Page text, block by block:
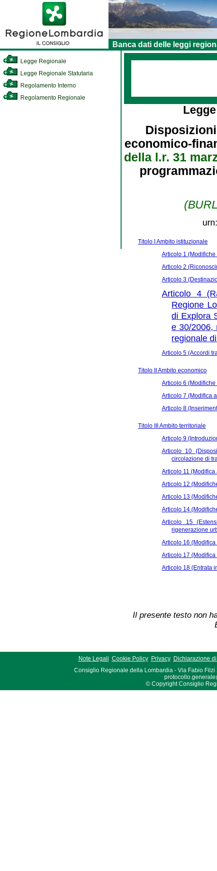
Banca dati delle leggi
Legge Regionale
Legge Regionale Statutaria
Regolamento Interno
Regolamento Regionale
economico-
della l.r. 31
Titolo I Ambito istituzionale
Articolo 1
Articolo 2
Articolo 3
Articolo 4
Regione
di Explora
e 30/2006,
regionale
Articolo 5 (Accordi
Titolo II Ambito economico
Articolo 6 (Modifiche
Articolo 7 (Modifica
Articolo 8
Titolo III Ambito territoriale
Articolo 9
Articolo 10
circolazione di
Articolo 11 (Modifica
Articolo 12
Articolo 13
Articolo 14
Articolo 15
rigenerazione
Articolo 16 (Modifica
Articolo 17 (Modifica
Articolo 18 (Entrata
Il presente testo non
Note Legali Cookie Policy Privacy
Dichiarazione
Consiglio Regionale della Lombardia - Via Fabio Filzi
© Copyright Consiglio